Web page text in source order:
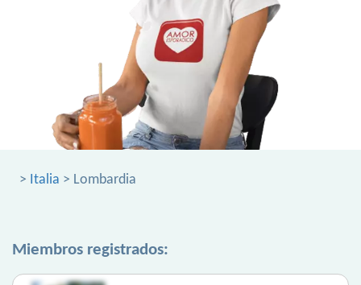
> Italia > Lombardia
Miembros registrados: